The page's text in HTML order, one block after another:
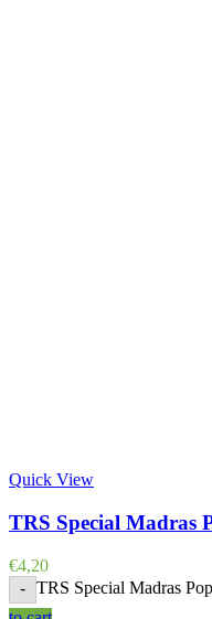
Quick View
TRS Special Madras
€4,20
- TRS Special Madras